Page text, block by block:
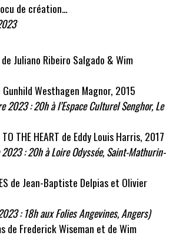
de création…
de Juliano Ribeiro Salgado & Wim
Gunhild Westhagen Magnor, 2015
2023 : 20h à l’Espace Culturel Senghor, Le
THE HEART de Eddy Louis Harris, 2017
: 20h à Loire Odyssée, Saint-Mathurin-
de Jean-Baptiste Delpias et Olivier
: 18h aux Folies Angevines, Angers)
de Frederick Wiseman et de Wim